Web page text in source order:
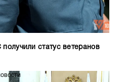
статус ветеранов